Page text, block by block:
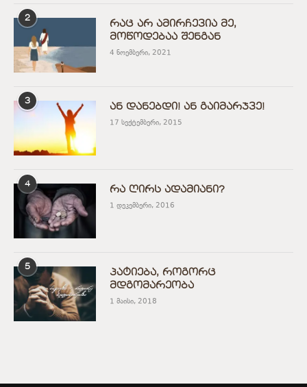
2
რაც არ ამირჩევია მე,
მოწოდებაა შენგან
4 ნოემბერი, 2021
3
ან დანებდი! ან გაიმარჯვე!
17 სექტემბერი, 2015
4
რა ღირს ადამიანი?
1 დეკემბერი, 2016
5
პატიება, როგორც
მდგომარეობა
1 მაისი, 2018